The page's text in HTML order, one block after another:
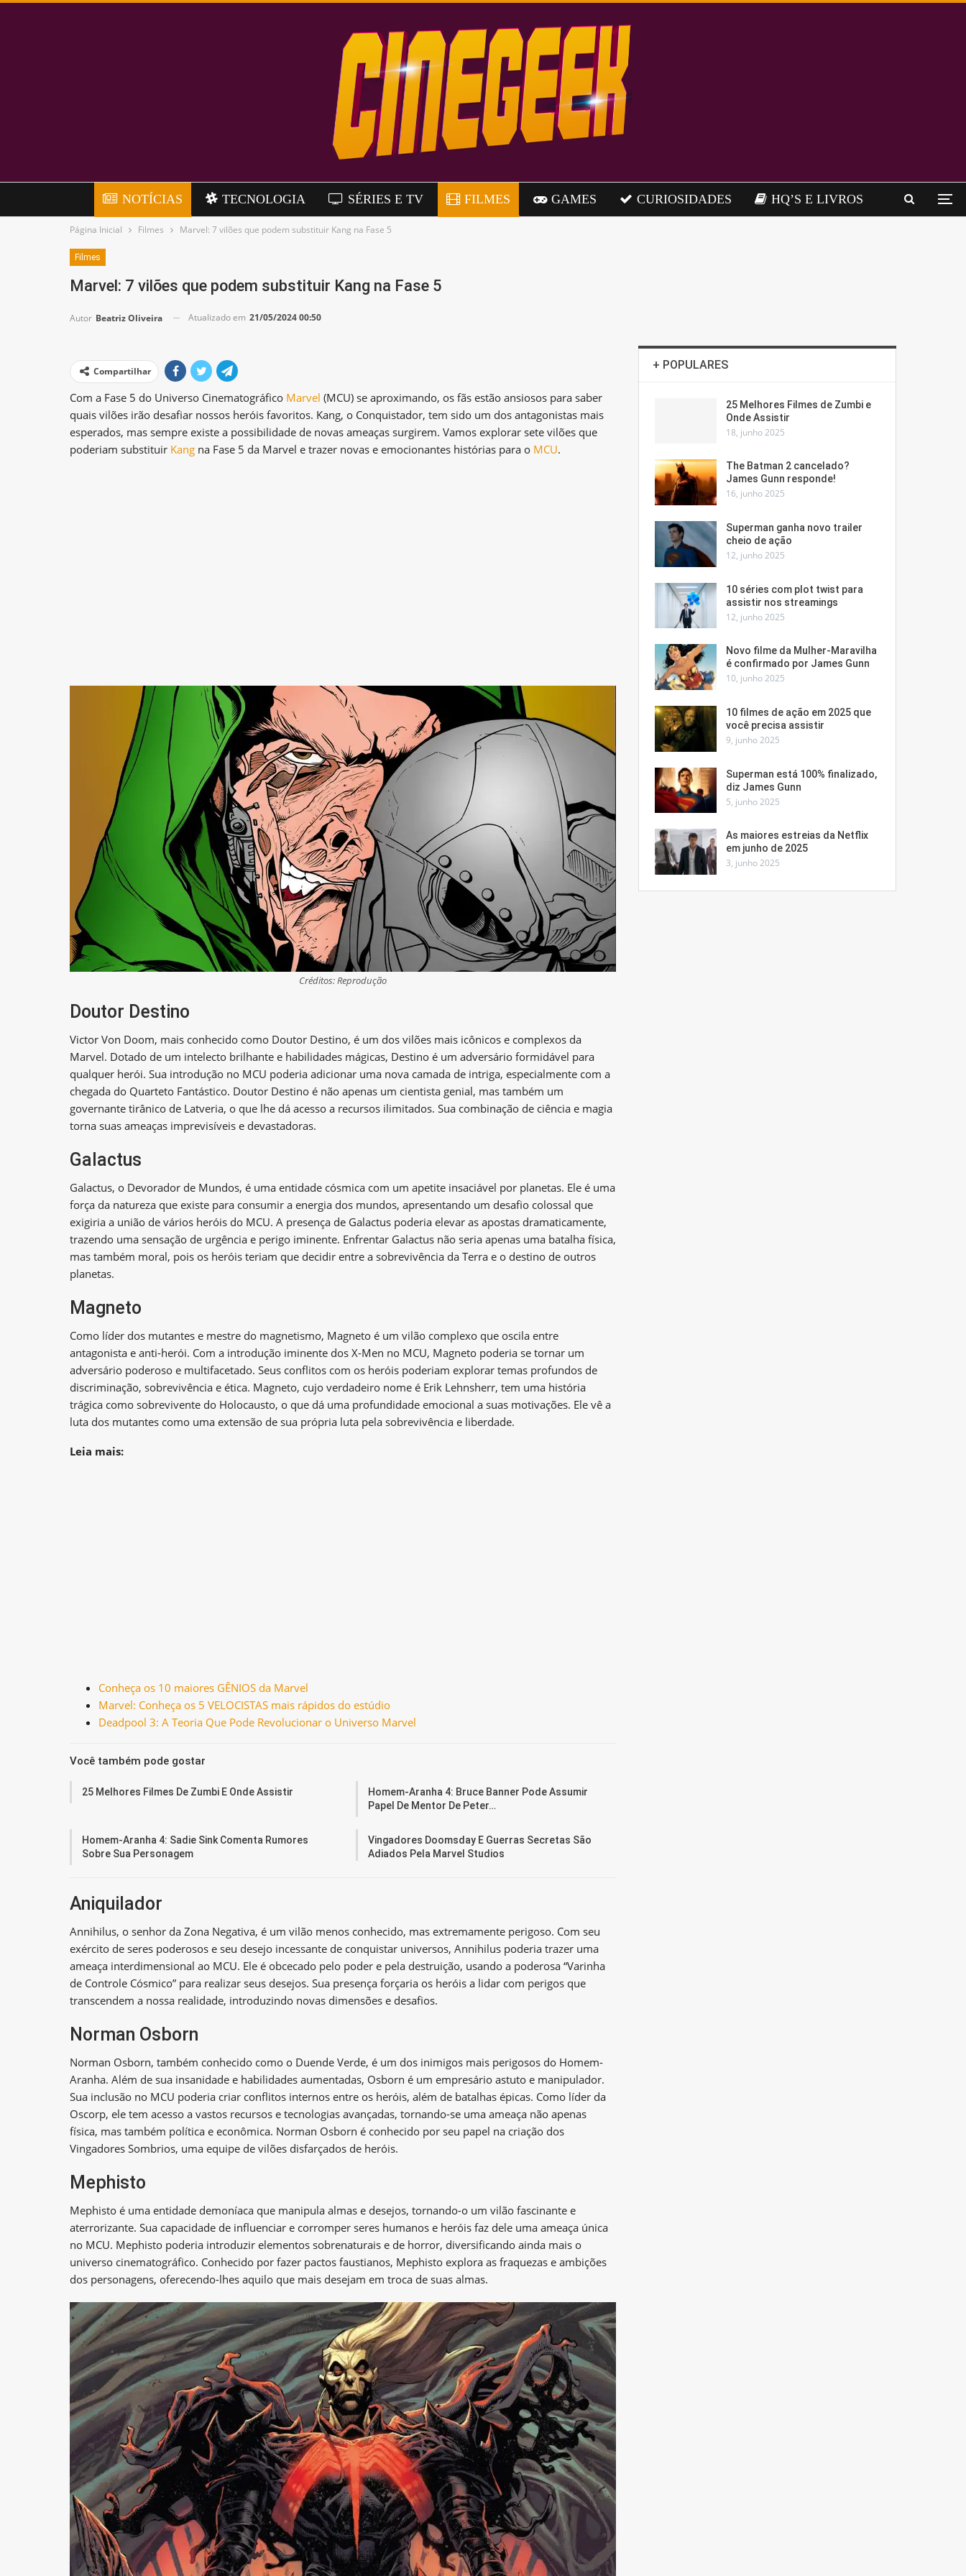
NOTÍCIAS TECNOLOGIA SÉRIES E TV FILMES GAMES CURIOSIDADES HQ’S E LIVROS
Página Inicial Filmes Marvel: 7 vilões que podem substituir Kang na Fase 5
Filmes
Marvel: 7 vilões que podem substituir Kang na Fase 5
Autor Beatriz Oliveira Atualizado em 21/05/2024 00:50
Compartilhar
Com a Fase 5 do Universo Cinematográfico Marvel (MCU) se aproximando, os fãs estão ansiosos para saber
quais vilões irão desafiar nossos heróis favoritos. Kang, o Conquistador, tem sido um dos antagonistas mais
esperados, mas sempre existe a possibilidade de novas ameaças surgirem. Vamos explorar sete vilões que
poderiam substituir Kang na Fase 5 da Marvel e trazer novas e emocionantes histórias para o MCU.
Créditos: Reprodução
Doutor Destino
Victor Von Doom, mais conhecido como Doutor Destino, é um dos vilões mais icônicos e complexos da
Marvel. Dotado de um intelecto brilhante e habilidades mágicas, Destino é um adversário formidável para
qualquer herói. Sua introdução no MCU poderia adicionar uma nova camada de intriga, especialmente com a
chegada do Quarteto Fantástico. Doutor Destino é não apenas um cientista genial, mas também um
governante tirânico de Latveria, o que lhe dá acesso a recursos ilimitados. Sua combinação de ciência e magia
torna suas ameaças imprevisíveis e devastadoras.
Galactus
Galactus, o Devorador de Mundos, é uma entidade cósmica com um apetite insaciável por planetas. Ele é uma
força da natureza que existe para consumir a energia dos mundos, apresentando um desafio colossal que
exigiria a união de vários heróis do MCU. A presença de Galactus poderia elevar as apostas dramaticamente,
trazendo uma sensação de urgência e perigo iminente. Enfrentar Galactus não seria apenas uma batalha física,
mas também moral, pois os heróis teriam que decidir entre a sobrevivência da Terra e o destino de outros
planetas.
Magneto
Como líder dos mutantes e mestre do magnetismo, Magneto é um vilão complexo que oscila entre
antagonista e anti-herói. Com a introdução iminente dos X-Men no MCU, Magneto poderia se tornar um
adversário poderoso e multifacetado. Seus conflitos com os heróis poderiam explorar temas profundos de
discriminação, sobrevivência e ética. Magneto, cujo verdadeiro nome é Erik Lehnsherr, tem uma história
trágica como sobrevivente do Holocausto, o que dá uma profundidade emocional a suas motivações. Ele vê a
luta dos mutantes como uma extensão de sua própria luta pela sobrevivência e liberdade.
Leia mais:
Conheça os 10 maiores GÊNIOS da Marvel
Marvel: Conheça os 5 VELOCISTAS mais rápidos do estúdio
Deadpool 3: A Teoria Que Pode Revolucionar o Universo Marvel
Você também pode gostar
25 Melhores Filmes De Zumbi E Onde Assistir
Homem-Aranha 4: Bruce Banner Pode Assumir
Papel De Mentor De Peter…
Homem-Aranha 4: Sadie Sink Comenta Rumores
Sobre Sua Personagem
Vingadores Doomsday E Guerras Secretas São
Adiados Pela Marvel Studios
Aniquilador
Annihilus, o senhor da Zona Negativa, é um vilão menos conhecido, mas extremamente perigoso. Com seu
exército de seres poderosos e seu desejo incessante de conquistar universos, Annihilus poderia trazer uma
ameaça interdimensional ao MCU. Ele é obcecado pelo poder e pela destruição, usando a poderosa “Varinha
de Controle Cósmico” para realizar seus desejos. Sua presença forçaria os heróis a lidar com perigos que
transcendem a nossa realidade, introduzindo novas dimensões e desafios.
Norman Osborn
Norman Osborn, também conhecido como o Duende Verde, é um dos inimigos mais perigosos do Homem-
Aranha. Além de sua insanidade e habilidades aumentadas, Osborn é um empresário astuto e manipulador.
Sua inclusão no MCU poderia criar conflitos internos entre os heróis, além de batalhas épicas. Como líder da
Oscorp, ele tem acesso a vastos recursos e tecnologias avançadas, tornando-se uma ameaça não apenas
física, mas também política e econômica. Norman Osborn é conhecido por seu papel na criação dos
Vingadores Sombrios, uma equipe de vilões disfarçados de heróis.
Mephisto
Mephisto é uma entidade demoníaca que manipula almas e desejos, tornando-o um vilão fascinante e
aterrorizante. Sua capacidade de influenciar e corromper seres humanos e heróis faz dele uma ameaça única
no MCU. Mephisto poderia introduzir elementos sobrenaturais e de horror, diversificando ainda mais o
universo cinematográfico. Conhecido por fazer pactos faustianos, Mephisto explora as fraquezas e ambições
dos personagens, oferecendo-lhes aquilo que mais desejam em troca de suas almas.
+ POPULARES
25 Melhores Filmes de Zumbi e
Onde Assistir
18, junho 2025
The Batman 2 cancelado?
James Gunn responde!
16, junho 2025
Superman ganha novo trailer
cheio de ação
12, junho 2025
10 séries com plot twist para
assistir nos streamings
12, junho 2025
Novo filme da Mulher-Maravilha
é confirmado por James Gunn
10, junho 2025
10 filmes de ação em 2025 que
você precisa assistir
9, junho 2025
Superman está 100% finalizado,
diz James Gunn
5, junho 2025
As maiores estreias da Netflix
em junho de 2025
3, junho 2025